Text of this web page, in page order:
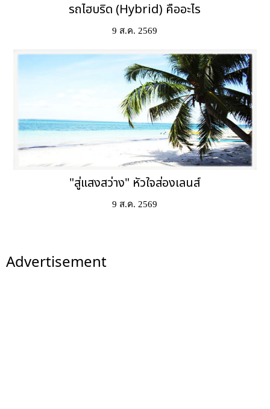
รถไฮบริด (Hybrid) คืออะไร
9 ส.ค. 2569
"สู่แสงสว่าง" หัวใจส่องเลนส์
9 ส.ค. 2569
Advertisement